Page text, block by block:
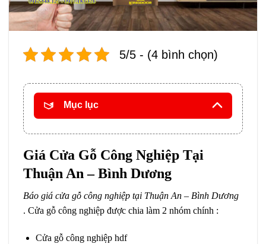
5/5 - (4 bình chọn)
Mục lục
Giá Cửa Gỗ Công Nghiệp Tại
Thuận An – Bình Dương
Báo giá cửa gỗ công nghiệp tại Thuận An – Bình Dương
. Cửa gỗ công nghiệp được chia làm 2 nhóm chính :
Cửa gỗ công nghiệp hdf